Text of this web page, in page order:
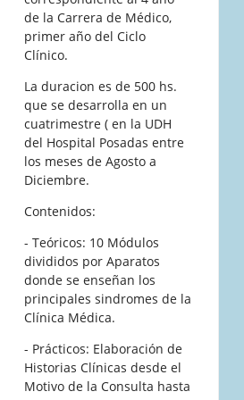
de la Carrera de Médico,
primer año del Ciclo
Clínico.
La duracion es de 500 hs.
que se desarrolla en un
cuatrimestre ( en la UDH
del Hospital Posadas entre
los meses de Agosto a
Diciembre.
Contenidos:
- Teóricos: 10 Módulos
divididos por Aparatos
donde se enseñan los
principales sindromes de la
Clínica Médica.
- Prácticos: Elaboración de
Historias Clínicas desde el
Motivo de la Consulta hasta